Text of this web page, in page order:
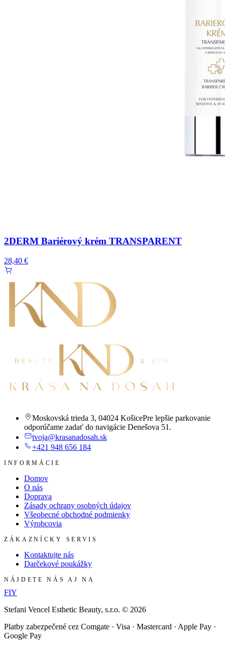
2DERM Bariérový krém TRANSPARENT
28,40 €
Moskovská trieda 3, 04024 KošicePre lepšie parkovanie
odporúčame zadať do navigácie Denešova 51.
tvoja@krasanadosah.sk
+421 948 656 184
INFORMÁCIE
Domov
O nás
Doprava
Zásady ochrany osobných údajov
Všeobecné obchodné podmienky
Výrobcovia
ZÁKAZNÍCKY SERVIS
Kontaktujte nás
Darčekové poukážky
NÁJDETE NÁS AJ NA
FIY
Stefani Vencel Esthetic Beauty, s.r.o. © 2026
Platby zabezpečené cez Comgate · Visa · Mastercard · Apple Pay ·
Google Pay